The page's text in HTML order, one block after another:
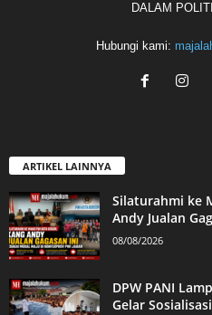
DALAM
Hubungi kami:
ARTIKEL LAINNYA
Silaturahmi ke
Andy Jualan
08/08/2026
DPW PANI
Gelar